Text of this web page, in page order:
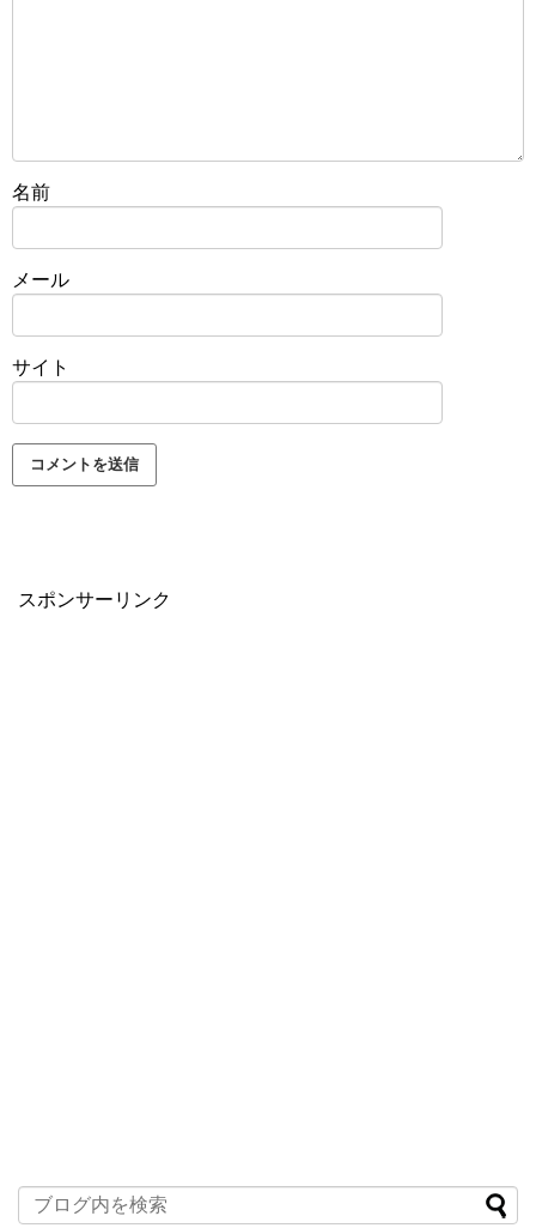
名前
メール
サイト
スポンサーリンク